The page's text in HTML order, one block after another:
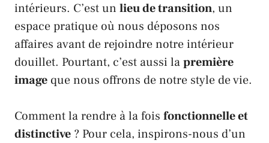
intérieurs. C’est un lieu de transition, un
espace pratique où nous déposons nos
affaires avant de rejoindre notre intérieur
douillet. Pourtant, c’est aussi lapremière
image que nous offrons de notre style de vie.
Comment la rendre à la fois fonctionnelle et
distinctive ? Pour cela, inspirons-nous d’un